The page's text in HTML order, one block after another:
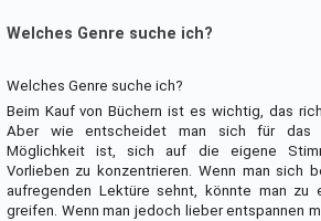
Welches Genre suche ich?
Welches Genre suche ich?
Beim Kauf von Büchern ist es wichtig, das
Aber wie entscheidet man sich für das
Möglichkeit ist, sich auf die eigene
Vorlieben zu konzentrieren. Wenn man sich
aufregenden Lektüre sehnt, könnte man zu
greifen. Wenn man jedoch lieber entspannen